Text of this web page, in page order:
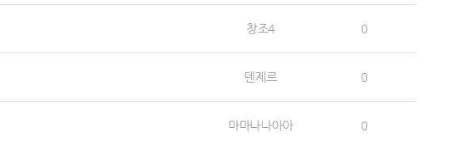
창조4 0
덴제르 0
마마나나아아 0